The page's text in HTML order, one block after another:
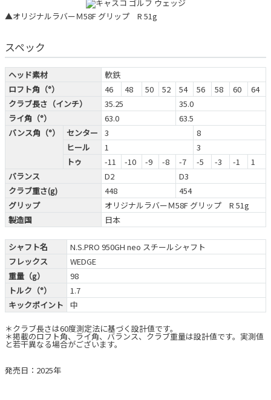
▲オリジナルラバーＭ58F グリップ R 51g
スペック
ヘッド素材
軟鉄
ロフト角（°）
46 48 50 52 54 56 58 60
64
クラブ長さ（インチ）
35.25
35.0
ライ角（°）
63.0
63.5
バンス角（°）
センター 3
8
ヒール
1
3
トゥ
-11 -10 -9 -8 -7 -5 -3 -1
1
バランス
D2
D3
クラブ重さ(g)
448
454
グリップ
オリジナルラバーＭ58F グリップ R 51g
製造国
日本
シャフト名
N.S.PRO 950GH neo スチールシャフト
フレックス
WEDGE
重量（g）
98
トルク（°）
1.7
キックポイント
中
＊クラブ長さは60度測定法に基づく設計値です。
＊掲載のロフト角、ライ角、バランス、クラブ重量は設計値です。実測値
と若干異なる場合がございます。
発売日：2025年